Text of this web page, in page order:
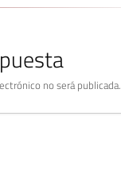
no será publicada.